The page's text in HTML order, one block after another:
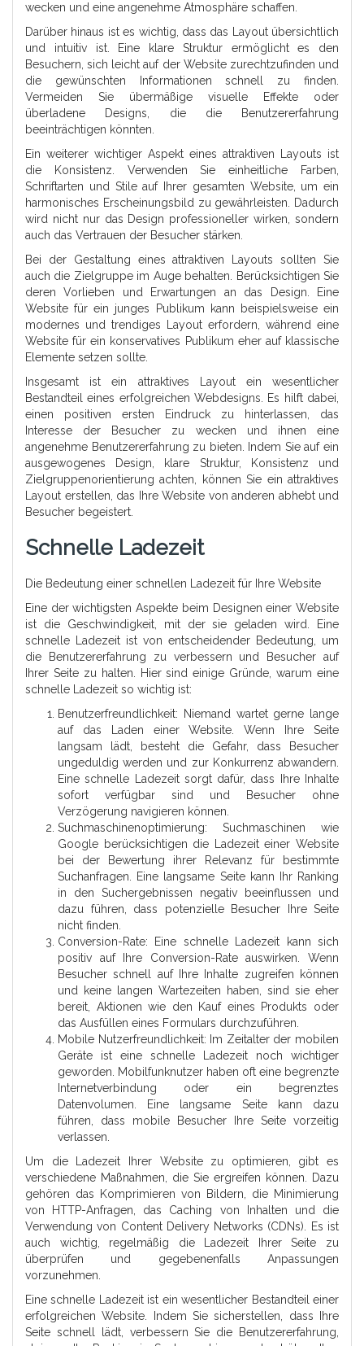
wecken und eine angenehme Atmosphäre schaffen.
Darüber hinaus ist es wichtig, dass das Layout übersichtlich
und intuitiv ist. Eine klare Struktur ermöglicht es den
Besuchern, sich leicht auf der Website zurechtzufinden und
die gewünschten Informationen schnell zu finden.
Vermeiden Sie übermäßige visuelle Effekte oder
überladene Designs, die die Benutzererfahrung
beeinträchtigen könnten.
Ein weiterer wichtiger Aspekt eines attraktiven Layouts ist
die Konsistenz. Verwenden Sie einheitliche Farben,
Schriftarten und Stile auf Ihrer gesamten Website, um ein
harmonisches Erscheinungsbild zu gewährleisten. Dadurch
wird nicht nur das Design professioneller wirken, sondern
auch das Vertrauen der Besucher stärken.
Bei der Gestaltung eines attraktiven Layouts sollten Sie
auch die Zielgruppe im Auge behalten. Berücksichtigen Sie
deren Vorlieben und Erwartungen an das Design. Eine
Website für ein junges Publikum kann beispielsweise ein
modernes und trendiges Layout erfordern, während eine
Website für ein konservatives Publikum eher auf klassische
Elemente setzen sollte.
Insgesamt ist ein attraktives Layout ein wesentlicher
Bestandteil eines erfolgreichen Webdesigns. Es hilft dabei,
einen positiven ersten Eindruck zu hinterlassen, das
Interesse der Besucher zu wecken und ihnen eine
angenehme Benutzererfahrung zu bieten. Indem Sie auf ein
ausgewogenes Design, klare Struktur, Konsistenz und
Zielgruppenorientierung achten, können Sie ein attraktives
Layout erstellen, das Ihre Website von anderen abhebt und
Besucher begeistert.
Schnelle Ladezeit
Die Bedeutung einer schnellen Ladezeit für Ihre Website
Eine der wichtigsten Aspekte beim Designen einer Website
ist die Geschwindigkeit, mit der sie geladen wird. Eine
schnelle Ladezeit ist von entscheidender Bedeutung, um
die Benutzererfahrung zu verbessern und Besucher auf
Ihrer Seite zu halten. Hier sind einige Gründe, warum eine
schnelle Ladezeit so wichtig ist:
Benutzerfreundlichkeit: Niemand wartet gerne lange
auf das Laden einer Website. Wenn Ihre Seite
langsam lädt, besteht die Gefahr, dass Besucher
ungeduldig werden und zur Konkurrenz abwandern.
Eine schnelle Ladezeit sorgt dafür, dass Ihre Inhalte
sofort verfügbar sind und Besucher ohne
Verzögerung navigieren können.
Suchmaschinenoptimierung: Suchmaschinen wie
Google berücksichtigen die Ladezeit einer Website
bei der Bewertung ihrer Relevanz für bestimmte
Suchanfragen. Eine langsame Seite kann Ihr Ranking
in den Suchergebnissen negativ beeinflussen und
dazu führen, dass potenzielle Besucher Ihre Seite
nicht finden.
Conversion-Rate: Eine schnelle Ladezeit kann sich
positiv auf Ihre Conversion-Rate auswirken. Wenn
Besucher schnell auf Ihre Inhalte zugreifen können
und keine langen Wartezeiten haben, sind sie eher
bereit, Aktionen wie den Kauf eines Produkts oder
das Ausfüllen eines Formulars durchzuführen.
Mobile Nutzerfreundlichkeit: Im Zeitalter der mobilen
Geräte ist eine schnelle Ladezeit noch wichtiger
geworden. Mobilfunknutzer haben oft eine begrenzte
Internetverbindung oder ein begrenztes
Datenvolumen. Eine langsame Seite kann dazu
führen, dass mobile Besucher Ihre Seite vorzeitig
verlassen.
Um die Ladezeit Ihrer Website zu optimieren, gibt es
verschiedene Maßnahmen, die Sie ergreifen können. Dazu
gehören das Komprimieren von Bildern, die Minimierung
von HTTP-Anfragen, das Caching von Inhalten und die
Verwendung von Content Delivery Networks (CDNs). Es ist
auch wichtig, regelmäßig die Ladezeit Ihrer Seite zu
überprüfen und gegebenenfalls Anpassungen
vorzunehmen.
Eine schnelle Ladezeit ist ein wesentlicher Bestandteil einer
erfolgreichen Website. Indem Sie sicherstellen, dass Ihre
Seite schnell lädt, verbessern Sie die Benutzererfahrung,